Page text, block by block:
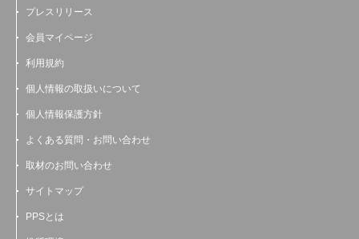
プレスリリース
会員マイページ
利用規約
個人情報の取扱いについて
個人情報保護方針
よくある質問・お問い合わせ
取材のお問い合わせ
サイトマップ
PPSとは